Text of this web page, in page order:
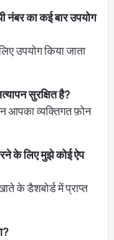
का कई बार उपयोग
उपयोग किया जाता
सुरक्षित है?
आपका व्यक्तिगत फ़ोन
के लिए मुझे कोई ऐप
के डैशबोर्ड में प्राप्त